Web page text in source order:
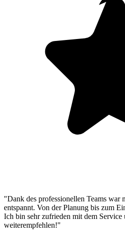
"Dank des professionellen Teams war
entspannt. Von der Planung bis zum
Ich bin sehr zufrieden mit dem
weiterempfehlen!"